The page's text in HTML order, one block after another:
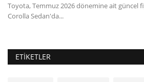
Toyota, Temmuz 2026 dönemine ait güncel
Corolla Sedan'da...
ETIKETLER